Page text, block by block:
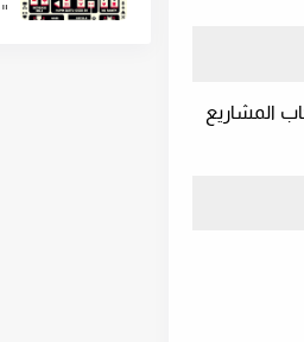
المشاريع